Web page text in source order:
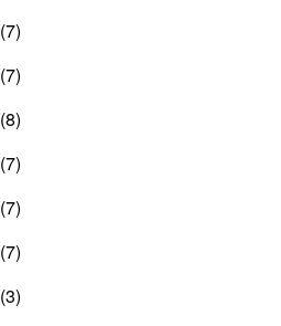
(7)
(7)
(8)
(7)
(7)
(7)
(3)